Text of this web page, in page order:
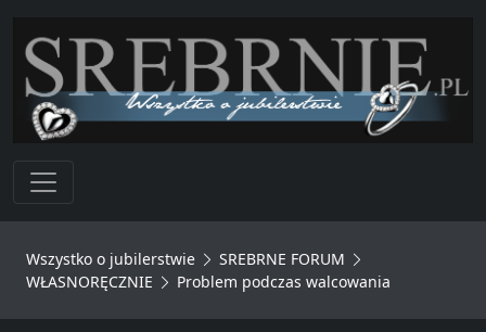
Toggle navigation
Wszystko o jubilerstwie
SREBRNE FORUM
WŁASNORĘCZNIE
Problem podczas walcowania